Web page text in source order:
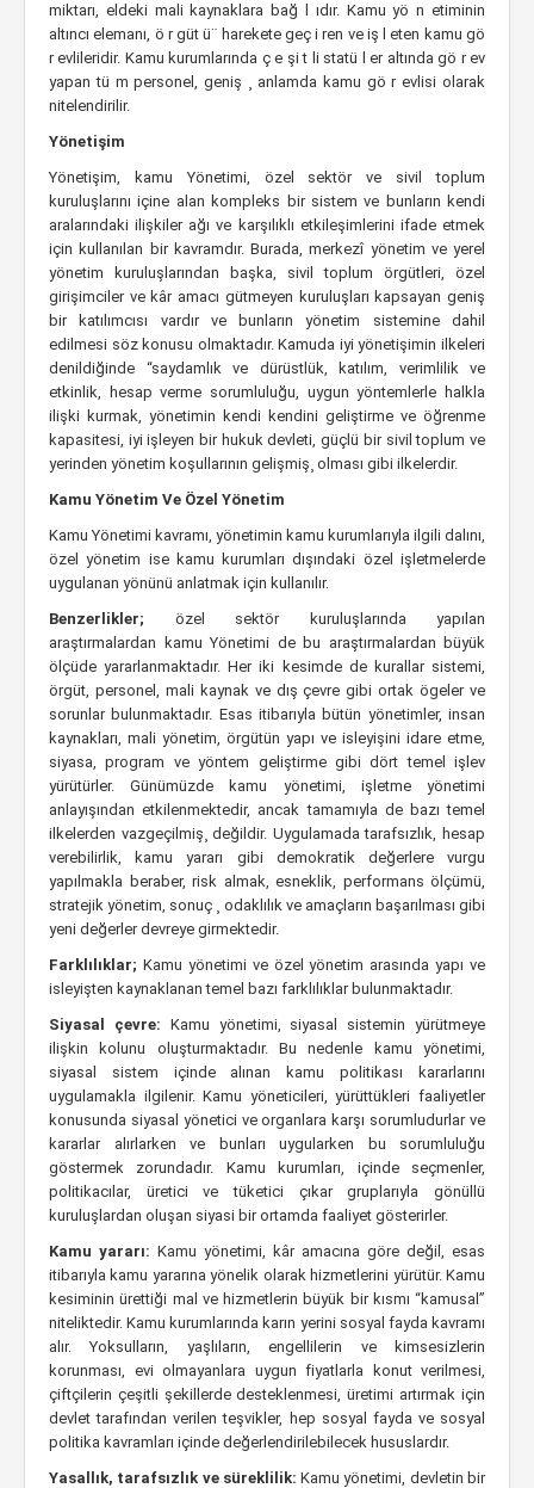
miktarı, eldeki mali kaynaklara bağ l ıdır. Kamu yö n etiminin
altıncı elemanı, ö r güt ü¨ harekete geç i ren ve iş l eten kamu gö
r evlileridir. Kamu kurumlarında ç e şi t li statü l er altında gö r ev
yapan tü m personel, geniş ¸ anlamda kamu gö r evlisi olarak
nitelendirilir.
Yönetişim
Yönetişim, kamu Yönetimi, özel sektör ve sivil toplum
kuruluşlarını içine alan kompleks bir sistem ve bunların kendi
aralarındaki ilişkiler ağı ve karşılıklı etkileşimlerini ifade etmek
için kullanılan bir kavramdır. Burada, merkezî yönetim ve yerel
yönetim kuruluşlarından başka, sivil toplum örgütleri, özel
girişimciler ve kâr amacı gütmeyen kuruluşları kapsayan geniş
bir katılımcısı vardır ve bunların yönetim sistemine dahil
edilmesi söz konusu olmaktadır. Kamuda iyi yönetişimin ilkeleri
denildiğinde “saydamlık ve dürüstlük, katılım, verimlilik ve
etkinlik, hesap verme sorumluluğu, uygun yöntemlerle halkla
ilişki kurmak, yönetimin kendi kendini geliştirme ve öğrenme
kapasitesi, iyi işleyen bir hukuk devleti, güçlü bir sivil toplum ve
yerinden yönetim koşullarının gelişmiş¸ olması gibi ilkelerdir.
Kamu Yönetim Ve Özel Yönetim
Kamu Yönetimi kavramı, yönetimin kamu kurumlarıyla ilgili dalını,
özel yönetim ise kamu kurumları dışındaki özel işletmelerde
uygulanan yönünü anlatmak için kullanılır.
Benzerlikler; özel sektör kuruluşlarında yapılan
araştırmalardan kamu Yönetimi de bu araştırmalardan büyük
ölçüde yararlanmaktadır. Her iki kesimde de kurallar sistemi,
örgüt, personel, mali kaynak ve dış çevre gibi ortak ögeler ve
sorunlar bulunmaktadır. Esas itibarıyla bütün yönetimler, insan
kaynakları, mali yönetim, örgütün yapı ve isleyişini idare etme,
siyasa, program ve yöntem geliştirme gibi dört temel işlev
yürütürler. Günümüzde kamu yönetimi, işletme yönetimi
anlayışından etkilenmektedir, ancak tamamıyla de bazı temel
ilkelerden vazgeçilmiş¸ değildir. Uygulamada tarafsızlık, hesap
verebilirlik, kamu yararı gibi demokratik değerlere vurgu
yapılmakla beraber, risk almak, esneklik, performans ölçümü,
stratejik yönetim, sonuç ¸ odaklılık ve amaçların başarılması gibi
yeni değerler devreye girmektedir.
Farklılıklar; Kamu yönetimi ve özel yönetim arasında yapı ve
isleyişten kaynaklanan temel bazı farklılıklar bulunmaktadır.
Siyasal çevre: Kamu yönetimi, siyasal sistemin yürütmeye
ilişkin kolunu oluşturmaktadır. Bu nedenle kamu yönetimi,
siyasal sistem içinde alınan kamu politikası kararlarını
uygulamakla ilgilenir. Kamu yöneticileri, yürüttükleri faaliyetler
konusunda siyasal yönetici ve organlara karşı sorumludurlar ve
kararlar alırlarken ve bunları uygularken bu sorumluluğu
göstermek zorundadır. Kamu kurumları, içinde seçmenler,
politikacılar, üretici ve tüketici çıkar gruplarıyla gönüllü
kuruluşlardan oluşan siyasi bir ortamda faaliyet gösterirler.
Kamu yararı: Kamu yönetimi, kâr amacına göre değil, esas
itibarıyla kamu yararına yönelik olarak hizmetlerini yürütür. Kamu
kesiminin ürettiği mal ve hizmetlerin büyük bir kısmı “kamusal”
niteliktedir. Kamu kurumlarında karın yerini sosyal fayda kavramı
alır. Yoksulların, yaşlıların, engellilerin ve kimsesizlerin
korunması, evi olmayanlara uygun fiyatlarla konut verilmesi,
çiftçilerin çeşitli şekillerde desteklenmesi, üretimi artırmak için
devlet tarafından verilen teşvikler, hep sosyal fayda ve sosyal
politika kavramları içinde değerlendirilebilecek hususlardır.
Yasallık, tarafsızlık ve süreklilik:Kamu yönetimi, devletin bir